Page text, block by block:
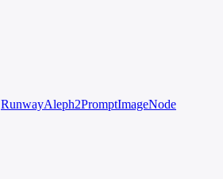
RunwayAleph2PromptImageNode